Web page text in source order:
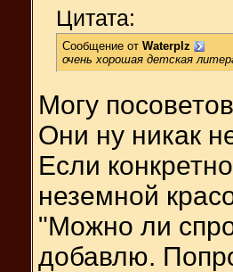
Цитата:
Сообщение от Waterplz
очень хорошая детская
Могу
Они ну никак
Если
неземной
"Можно ли
добавлю.